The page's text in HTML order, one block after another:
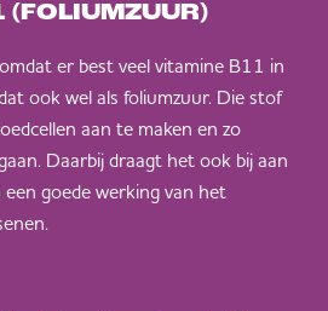
er best veel vitamine B11 in
ook wel als foliumzuur. Die stof
aan te maken en zo
Daarbij draagt het ook bij aan
goede werking van het